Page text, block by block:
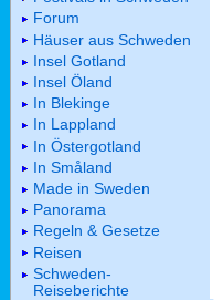
Forum
Häuser aus Schweden
Insel Gotland
Insel Öland
In Blekinge
In Lappland
In Östergotland
In Småland
Made in Sweden
Panorama
Regeln & Gesetze
Reisen
Schweden-
Reiseberichte